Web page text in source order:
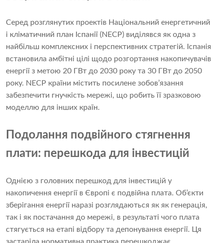
Серед розглянутих проектів Національний енергетичний
і кліматичний план Іспанії (NECP) виділявся як одна з
найбільш комплексних і перспективних стратегій. Іспанія
встановила амбітні цілі щодо розгортання накопичувачів
енергії з метою 20 ГВт до 2030 року та 30 ГВт до 2050
року. NECP країни містить посилене зобов’язання
забезпечити гнучкість мережі, що робить її зразковою
моделлю для інших країн.
Подолання подвійного стягнення
плати: перешкода для інвестицій
Однією з головних перешкод для інвестицій у
накопичення енергії в Європі є подвійна плата. Об’єкти
зберігання енергії наразі розглядаються як як генерація,
так і як постачання до мережі, в результаті чого плата
стягується на етапі відбору та депонування енергії. Ця